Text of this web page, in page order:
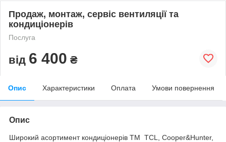
Продаж, монтаж, сервіс вентиляції та
кондиціонерів
Послуга
від 6 400 ₴
Опис Характеристики Оплата Умови повернення
Опис
Широкий асортимент кондиціонерів ТМ TCL, Cooper&Hunter,